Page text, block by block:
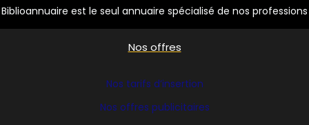
Biblioannuaire est le seul annuaire spécialisé de nos professions
Nos offres
Nos tarifs d’insertion
Nos offres publicitaires